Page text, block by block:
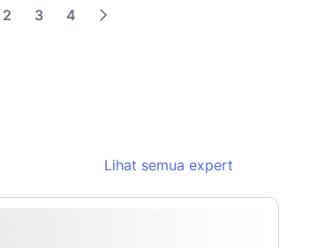
2 3 4
Lihat semua expert